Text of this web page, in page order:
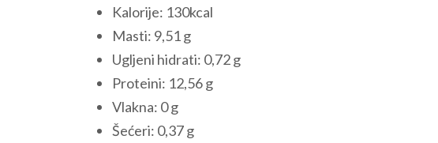
Kalorije: 130kcal
Masti: 9,51 g
Ugljeni hidrati: 0,72 g
Proteini: 12,56 g
Vlakna: 0 g
Šećeri: 0,37 g